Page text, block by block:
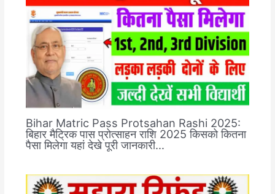
Bihar Matric Pass Protsahan Rashi 2025:
बिहार मैट्रिक पास प्रोत्साहन राशि 2025 किसको कितना
पैसा मिलेगा यहां देखे पूरी जानकारी…